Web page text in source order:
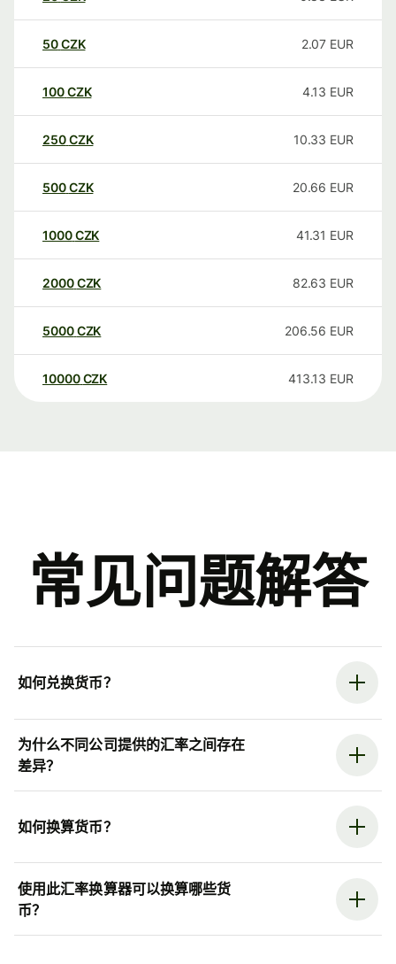
50CZK 2.07 EUR
100CZK 4.13 EUR
250CZK 10.33 EUR
500CZK 20.66 EUR
1000CZK 41.31 EUR
2000CZK 82.63 EUR
5000CZK 206.56 EUR
10000 CZK 413.13 EUR
常见问题解答
如何兑换货币？
为什么不同公司提供的汇率之间存在
差异？
如何换算货币？
使用此汇率换算器可以换算哪些货
币？